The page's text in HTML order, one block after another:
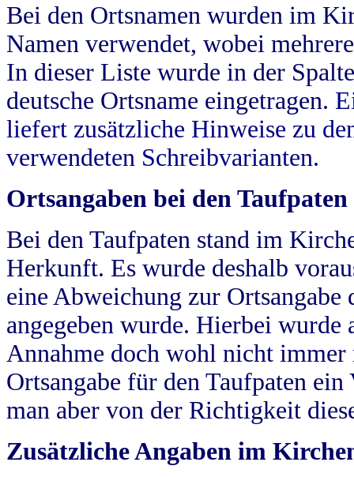
Bei den Ortsnamen wurden im
Namen verwendet, wobei
In dieser Liste wurde in der
deutsche Ortsname eingetragen.
liefert zusätzliche Hinweise zu
verwendeten Schreibvarianten.
Ortsangaben bei den Taufpaten
Bei den Taufpaten stand im
Herkunft. Es wurde deshalb
eine Abweichung zur
angegeben wurde. Hierbei wurde
Annahme doch wohl nicht
Ortsangabe für den Taufpaten
man aber von der Richtigkeit
Zusätzliche Angaben im